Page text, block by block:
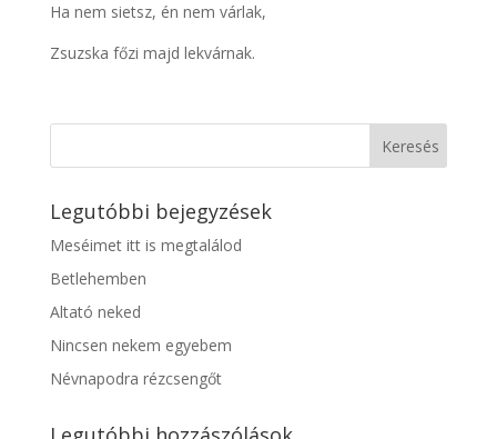
Ha nem sietsz, én nem várlak,
Zsuzska főzi majd lekvárnak.
Legutóbbi bejegyzések
Meséimet itt is megtalálod
Betlehemben
Altató neked
Nincsen nekem egyebem
Névnapodra rézcsengőt